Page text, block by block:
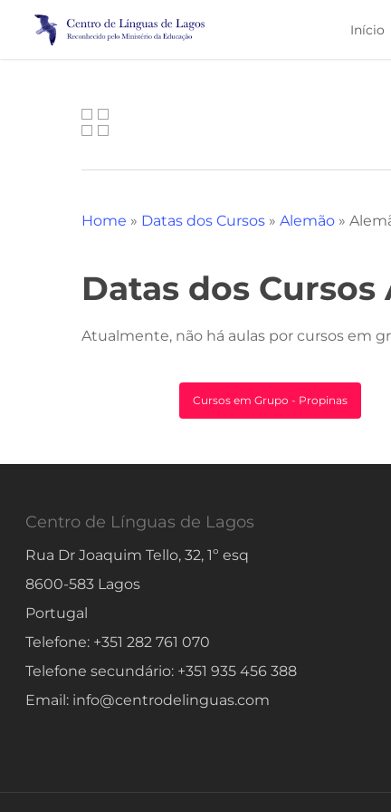
Início
Home » Datas dos Cursos » Alemão »
Datas dos Cursos
Atualmente, não há aulas por cursos em
Cursos em Grupo - Propinas
Centro de Línguas de Lagos
Rua Dr Joaquim Tello, 32, 1º esq
8600-583 Lagos
Portugal
Telefone: +351 282 761 070
Telefone secundário: +351 935 456 388
Email: info@centrodelinguas.com